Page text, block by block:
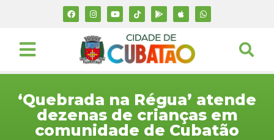
‘Quebrada na Régua’ atende
dezenas de crianças em
comunidade de Cubatão